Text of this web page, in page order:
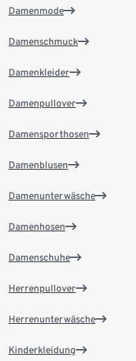
Damenmode
Damenschmuck
Damenkleider
Damenpullover
Damensporthosen
Damenblusen
Damenunterwäsche
Damenhosen
Damenschuhe
Herrenpullover
Herrenunterwäsche
Kinderkleidung